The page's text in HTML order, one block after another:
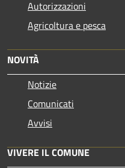
Autorizzazioni
Agricoltura e pesca
NOVITÀ
Notizie
Comunicati
Avvisi
VIVERE IL COMUNE